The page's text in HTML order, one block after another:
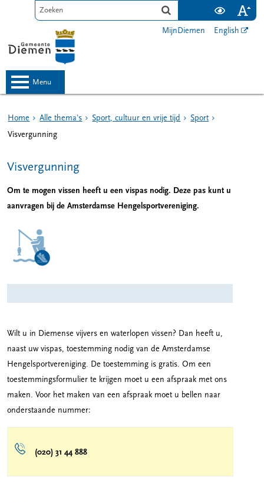
MijnDiemen English
menu
Home Alle thema's Sport, cultuur en vrije tijd
Sport
Visvergunning
Visvergunning
Om te mogen vissen heeft u een vispas nodig. Deze pas kunt u
aanvragen bij de Amsterdamse Hengelsportvereniging.
Wilt u in Diemense vijvers en waterlopen vissen? Dan heeft u,
naast uw vispas, toestemming nodig van de Amsterdamse
Hengelsportvereniging. De toestemming is gratis. Om een
toestemmingsformulier te krijgen moet u een afspraak met ons
maken. Voor het maken van een afspraak moet u bellen naar
onderstaande nummer:
(020) 31 44 888